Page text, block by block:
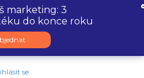
se
marketing: 3
do konce roku